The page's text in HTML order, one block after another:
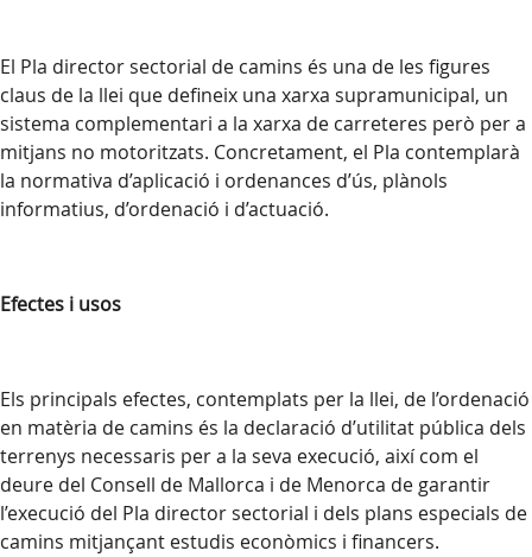
El Pla director sectorial de camins és una de les figures
claus de la llei que defineix una xarxa supramunicipal, un
sistema complementari a la xarxa de carreteres però per a
mitjans no motoritzats. Concretament, el Pla contemplarà
la normativa d’aplicació i ordenances d’ús, plànols
informatius, d’ordenació i d’actuació.
Efectes i usos
Els principals efectes, contemplats per la llei, de l’ordenació
en matèria de camins és la declaració d’utilitat pública dels
terrenys necessaris per a la seva execució, així com el
deure del Consell de Mallorca i de Menorca de garantir
l’execució del Pla director sectorial i dels plans especials de
camins mitjançant estudis econòmics i financers.